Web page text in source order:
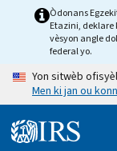
HomeÒdonans
Etazini, deklare
vèsyon angle
federal yo.
Yon sitwèb
Men ki jan ou